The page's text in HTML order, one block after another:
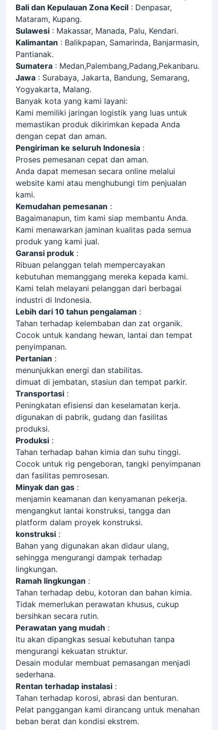
Bali dan Kepulauan Zona Kecil : Denpasar,
Mataram, Kupang.
Sulawesi : Makassar, Manada, Palu, Kendari.
Kalimantan : Balikpapan, Samarinda, Banjarmasin,
Pantianak.
Sumatera : Medan,Palembang,Padang,Pekanbaru.
Jawa : Surabaya, Jakarta, Bandung, Semarang,
Yogyakarta, Malang.
Banyak kota yang kami layani:
Kami memiliki jaringan logistik yang luas untuk
memastikan produk dikirimkan kepada Anda
dengan cepat dan aman.
Pengiriman ke seluruh Indonesia :
Proses pemesanan cepat dan aman.
Anda dapat memesan secara online melalui
website kami atau menghubungi tim penjualan
kami.
Kemudahan pemesanan :
Bagaimanapun, tim kami siap membantu Anda.
Kami menawarkan jaminan kualitas pada semua
produk yang kami jual.
Garansi produk :
Ribuan pelanggan telah mempercayakan
kebutuhan memanggang mereka kepada kami.
Kami telah melayani pelanggan dari berbagai
industri di Indonesia.
Lebih dari 10 tahun pengalaman :
Tahan terhadap kelembaban dan zat organik.
Cocok untuk kandang hewan, lantai dan tempat
penyimpanan.
Pertanian :
menunjukkan energi dan stabilitas.
dimuat di jembatan, stasiun dan tempat parkir.
Transportasi :
Peningkatan efisiensi dan keselamatan kerja.
digunakan di pabrik, gudang dan fasilitas
produksi.
Produksi :
Tahan terhadap bahan kimia dan suhu tinggi.
Cocok untuk rig pengeboran, tangki penyimpanan
dan fasilitas pemrosesan.
Minyak dan gas :
menjamin keamanan dan kenyamanan pekerja.
mengangkut lantai konstruksi, tangga dan
platform dalam proyek konstruksi.
konstruksi :
Bahan yang digunakan akan didaur ulang,
sehingga mengurangi dampak terhadap
lingkungan.
Ramah lingkungan :
Tahan terhadap debu, kotoran dan bahan kimia.
Tidak memerlukan perawatan khusus, cukup
bersihkan secara rutin.
Perawatan yang mudah :
Itu akan dipangkas sesuai kebutuhan tanpa
mengurangi kekuatan struktur.
Desain modular membuat pemasangan menjadi
sederhana.
Rentan terhadap instalasi :
Tahan terhadap korosi, abrasi dan benturan.
Pelat panggangan kami dirancang untuk menahan
beban berat dan kondisi ekstrem.